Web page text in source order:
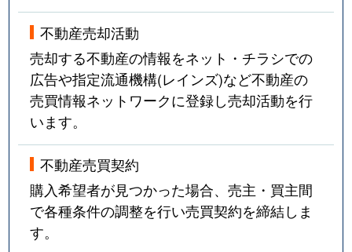
不動産売却活動
売却する不動産の情報をネット・チラシでの
広告や指定流通機構(レインズ)など不動産の
売買情報ネットワークに登録し売却活動を行
います。
不動産売買契約
購入希望者が見つかった場合、売主・買主間
で各種条件の調整を行い売買契約を締結しま
す。